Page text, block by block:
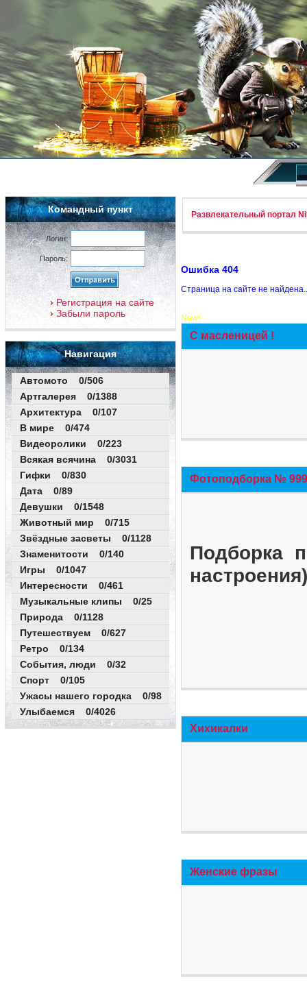
Командный пункт
Логин:
Пароль:
Регистрация на сайте
Забыли пароль
Навигация
Автомото 0/506
Артгалерея 0/1388
Архитектура 0/107
В мире 0/474
Видеоролики 0/223
Всякая всячина 0/3031
Гифки 0/830
Дата 0/89
Девушки 0/1548
Животный мир 0/715
Звёздные засветы 0/1128
Знаменитости 0/140
Игры 0/1047
Интересности 0/461
Музыкальные клипы 0/25
Природа 0/1128
Путешествуем 0/627
Ретро 0/134
События, люди 0/32
Спорт 0/105
Ужасы нашего городка 0/98
Улыбаемся 0/4026
Развлекательный портал
Ошибка 404
Страница на сайте не
New!
С масленицей !
Фотоподборка №
Подборка
Хихикалки
Женские фразы